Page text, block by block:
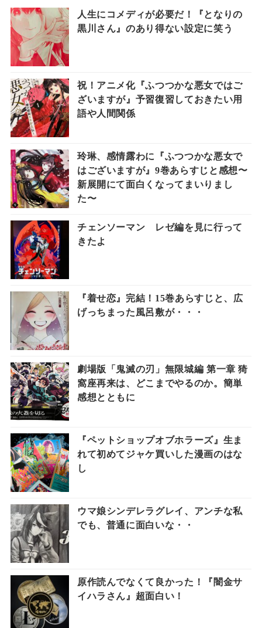
人生にコメディが必要だ！『となりの
黒川さん』のあり得ない設定に笑う
祝！アニメ化『ふつつかな悪女ではご
ざいますが』予習復習しておきたい用
語や人間関係
玲琳、感情露わに『ふつつかな悪女で
はございますが』9巻あらすじと感想〜
新展開にて面白くなってまいりまし
た〜
チェンソーマン レゼ編を見に行って
きたよ
『着せ恋』完結！15巻あらすじと、広
げっちまった風呂敷が・・・
劇場版「鬼滅の刃」無限城編 第一章 猗
窩座再来は、どこまでやるのか。簡単
感想とともに
『ペットショップオブホラーズ』生ま
れて初めてジャケ買いした漫画のはな
し
ウマ娘シンデレラグレイ、アンチな私
でも、普通に面白いな・・
原作読んでなくて良かった！『闇金サ
イハラさん』超面白い！